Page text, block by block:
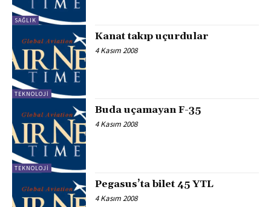
SAĞLIK
TEKNOLOJI
Kanat takıp uçurdular
4 Kasım 2008
TEKNOLOJI
Buda uçamayan F-35
4 Kasım 2008
Pegasus’ta bilet 45 YTL
4 Kasım 2008